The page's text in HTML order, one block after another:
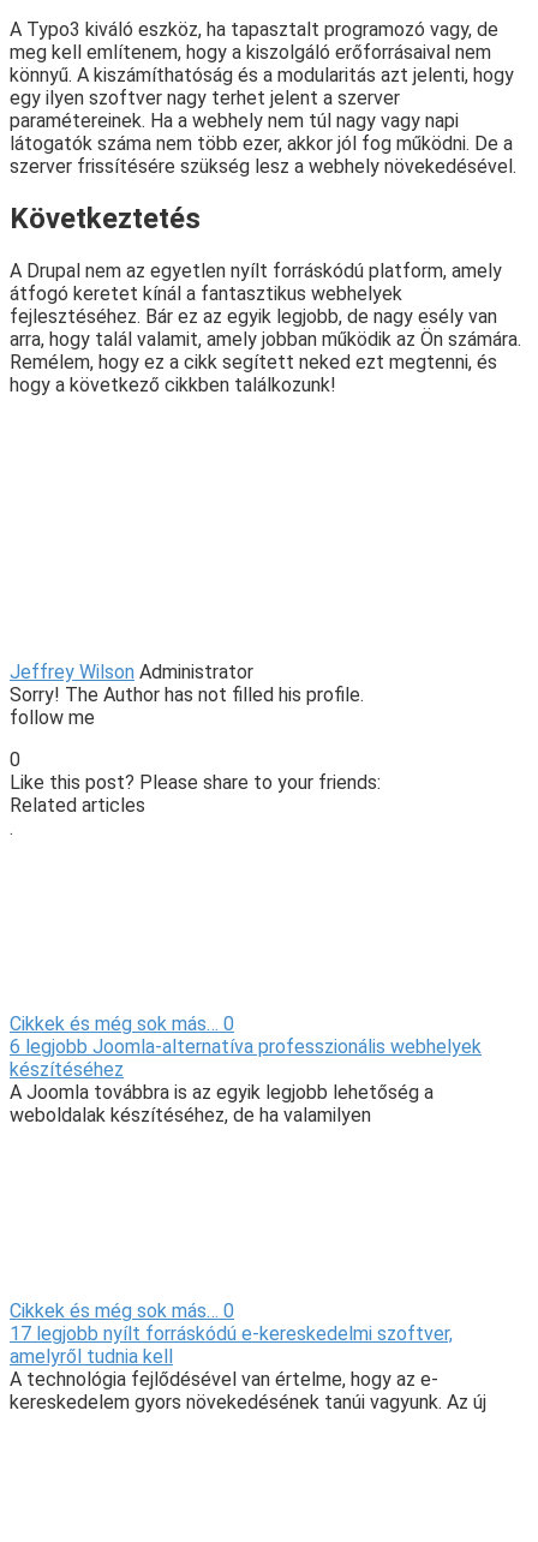
A Typo3 kiváló eszköz, ha tapasztalt programozó vagy, de
meg kell említenem, hogy a kiszolgáló erőforrásaival nem
könnyű. A kiszámíthatóság és a modularitás azt jelenti, hogy
egy ilyen szoftver nagy terhet jelent a szerver
paramétereinek. Ha a webhely nem túl nagy vagy napi
látogatók száma nem több ezer, akkor jól fog működni. De a
szerver frissítésére szükség lesz a webhely növekedésével.
Következtetés
A Drupal nem az egyetlen nyílt forráskódú platform, amely
átfogó keretet kínál a fantasztikus webhelyek
fejlesztéséhez. Bár ez az egyik legjobb, de nagy esély van
arra, hogy talál valamit, amely jobban működik az Ön számára.
Remélem, hogy ez a cikk segített neked ezt megtenni, és
hogy a következő cikkben találkozunk!
Jeffrey Wilson Administrator
Sorry! The Author has not filled his profile.
follow me
0
Like this post? Please share to your friends:
Related articles
.
Cikkek és még sok más… 0
6 legjobb Joomla-alternatíva professzionális webhelyek
készítéséhez
A Joomla továbbra is az egyik legjobb lehetőség a
weboldalak készítéséhez, de ha valamilyen
Cikkek és még sok más… 0
17 legjobb nyílt forráskódú e-kereskedelmi szoftver,
amelyről tudnia kell
A technológia fejlődésével van értelme, hogy az e-
kereskedelem gyors növekedésének tanúi vagyunk. Az új